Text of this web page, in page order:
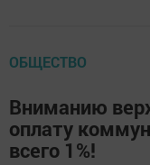
ОБЩЕСТВО
Вниманию
оплату
всего 1%!